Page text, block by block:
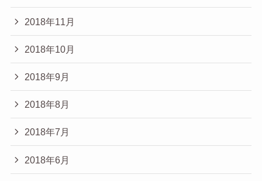
2018年11月
2018年10月
2018年9月
2018年8月
2018年7月
2018年6月